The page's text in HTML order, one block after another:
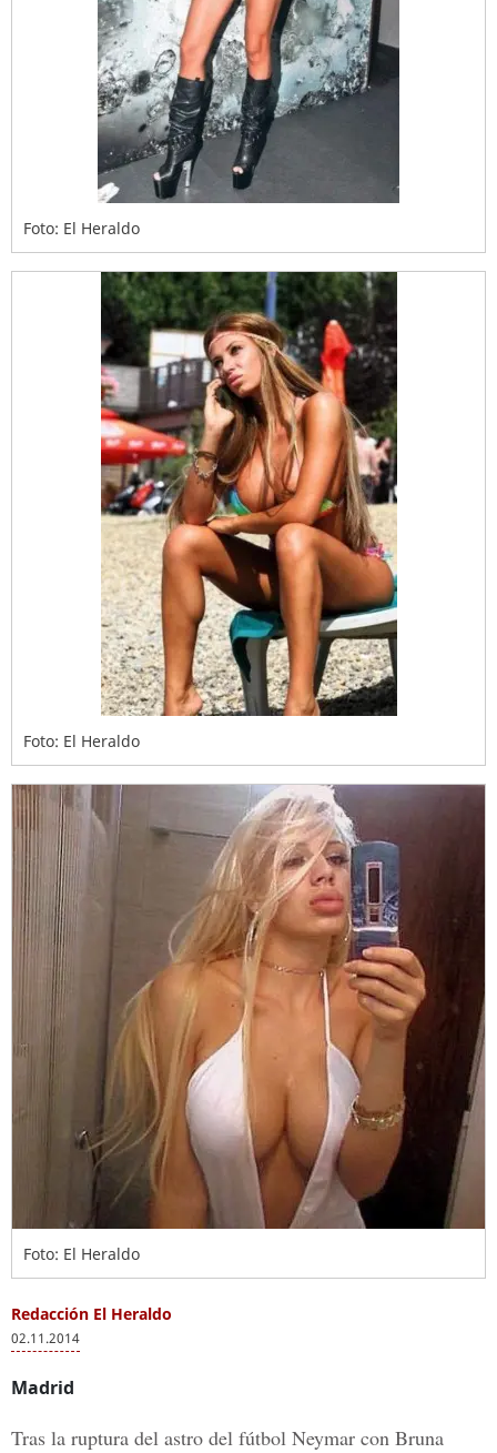
Foto: El Heraldo
Foto: El Heraldo
Foto: El Heraldo
Redacción El Heraldo
02.11.2014
Madrid
Tras la ruptura del astro del fútbol Neymar con Bruna